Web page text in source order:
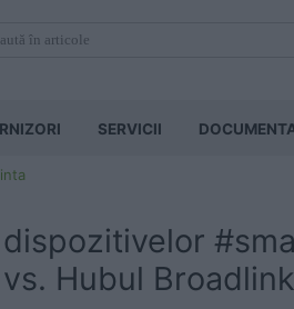
SERVICII
Hubul Broadlink